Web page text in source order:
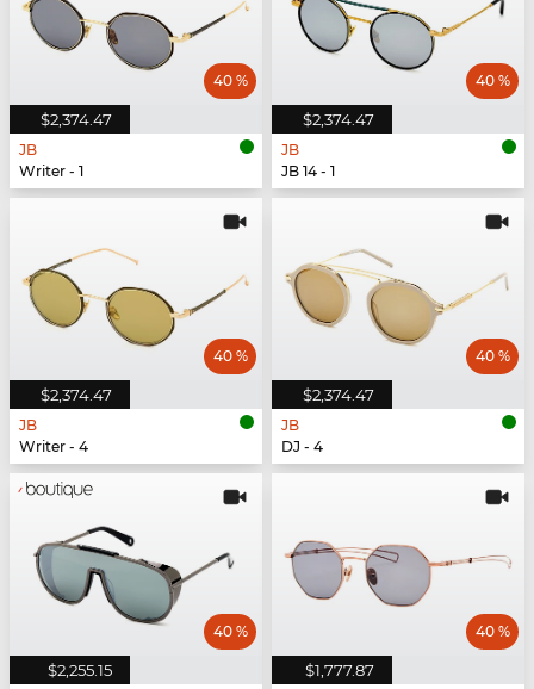
$2,374.47
40 %
JB
Writer - 1
$2,374.47
40 %
JB
JB 14 - 1
$2,374.47
40 %
JB
Writer - 4
$2,374.47
40 %
JB
DJ - 4
$2,255.15
40 %
$1,777.87
40 %